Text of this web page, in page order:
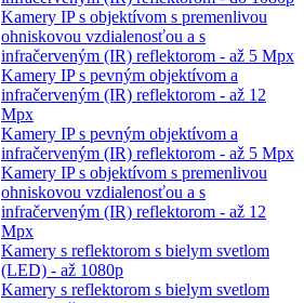
Kamery IP s objektívom s premenlivou
ohniskovou vzdialenosťou a s
infračerveným (IR) reflektorom - až 5 Mpx
Kamery IP s pevným objektívom a
infračerveným (IR) reflektorom - až 12
Mpx
Kamery IP s pevným objektívom a
infračerveným (IR) reflektorom - až 5 Mpx
Kamery IP s objektívom s premenlivou
ohniskovou vzdialenosťou a s
infračerveným (IR) reflektorom - až 12
Mpx
Kamery s reflektorom s bielym svetlom
(LED) - až 1080p
Kamery s reflektorom s bielym svetlom